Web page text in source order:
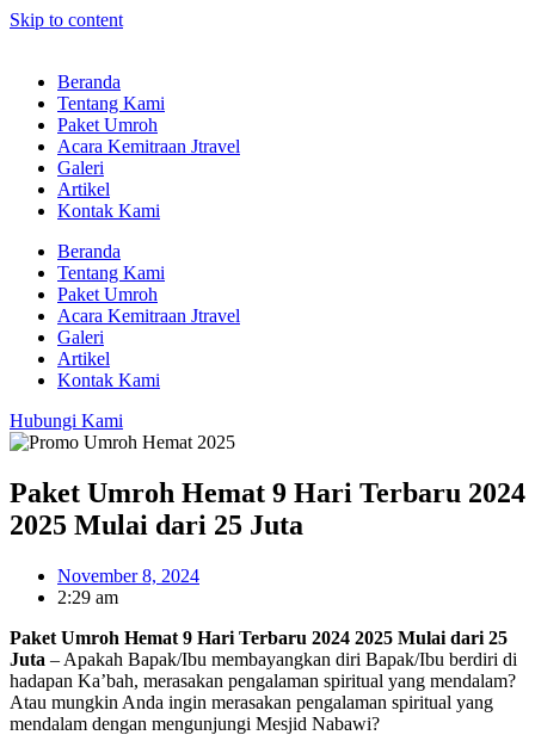
Skip to content
Beranda
Tentang Kami
Paket Umroh
Acara Kemitraan Jtravel
Galeri
Artikel
Kontak Kami
Beranda
Tentang Kami
Paket Umroh
Acara Kemitraan Jtravel
Galeri
Artikel
Kontak Kami
Hubungi Kami
Paket Umroh Hemat 9 Hari Terbaru 2024
2025 Mulai dari 25 Juta
November 8, 2024
2:29 am
Paket Umroh Hemat 9 Hari Terbaru 2024 2025 Mulai dari 25
Juta – Apakah Bapak/Ibu membayangkan diri Bapak/Ibu berdiri di
hadapan Ka’bah, merasakan pengalaman spiritual yang mendalam?
Atau mungkin Anda ingin merasakan pengalaman spiritual yang
mendalam dengan mengunjungi Mesjid Nabawi?